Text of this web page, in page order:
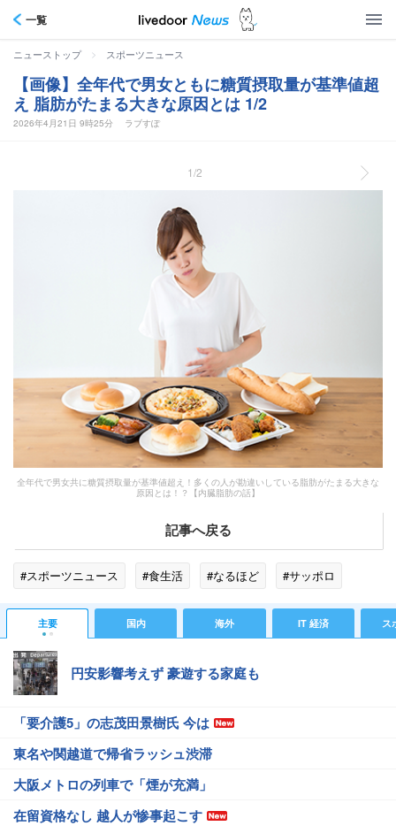
一覧
ニューストップ > スポーツニュース
【画像】全年代で男女ともに糖質摂取量が基準値超
え 脂肪がたまる大きな原因とは 1/2
2026年4月21日 9時25分 ラブすぽ
1/2
全年代で男女共に糖質摂取量が基準値超え！多くの人が勘違いしている脂肪がたまる大きな
原因とは！？【内臓脂肪の話】
記事へ戻る
#スポーツニュース #食生活 #なるほど #サッポロ
主要 国内 海外 IT 経済 ス
円安影響考えず 豪遊する家庭も
「要介護5」の志茂田景樹氏 今は
東名や関越道で帰省ラッシュ渋滞
大阪メトロの列車で「煙が充満」
在留資格なし 越人が惨事起こす